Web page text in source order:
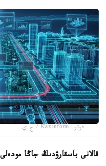
فوتو: Kazinform / ج ي
قالانى باسقارۋدىڭ جاڭا مودەلى